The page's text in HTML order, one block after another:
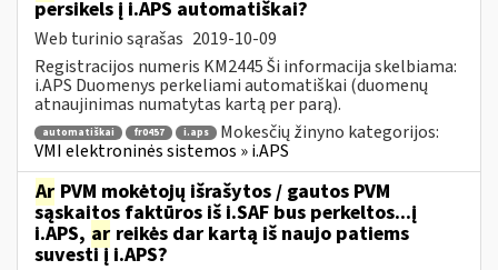
persikels į i.APS automatiškai?
Web turinio sąrašas 2019-10-09
Registracijos numeris KM2445 Ši informacija skelbiama:
i.APS Duomenys perkeliami automatiškai (duomenų
atnaujinimas numatytas kartą per parą).
automatiškai fr0457 i.aps
Mokesčių žinyno kategorijos:
VMI elektroninės sistemos » i.APS
Ar PVM mokėtojų išrašytos / gautos PVM
sąskaitos faktūros iš i.SAF bus perkeltos...į
i.APS, ar reikės dar kartą iš naujo patiems
suvesti į i.APS?